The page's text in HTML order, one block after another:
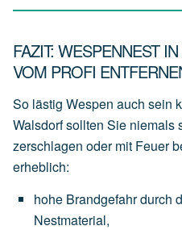
FAZIT: WESPENNEST
VOM PROFI
So lästig Wespen auch sein
Walsdorf sollten Sie niemals
zerschlagen oder mit Feuer
erheblich:
hohe Brandgefahrdurch
Nestmaterial,